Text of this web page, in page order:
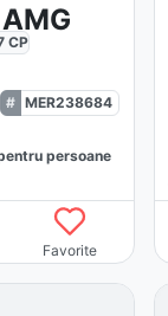
CP
MER238684
persoane
Favorite